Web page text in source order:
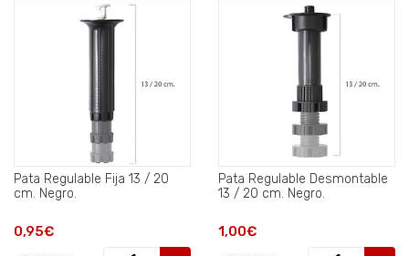
Pata Regulable Fija 13 / 20
cm. Negro.
0,95€
Pata Regulable Desmontable
13 / 20 cm. Negro.
1,00€